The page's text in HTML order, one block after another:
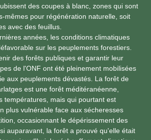
des coupes à blanc, zones qui sont
mêmes pour régénération naturelle, soit
avec des feuillus.
années, les conditions climatiques
sur les peuplements forestiers.
des forêts publiques et garantir leur
de l'ONF ont été pleinement mobilisées
aux peuplements dévastés. La forêt de
est une forêt méditéranéenne,
températures, mais qui pourtant est
plus vulnérable face aux sécheresses
occasionnant le dépérissement des
auparavant, la forêt a prouvé qu'elle était